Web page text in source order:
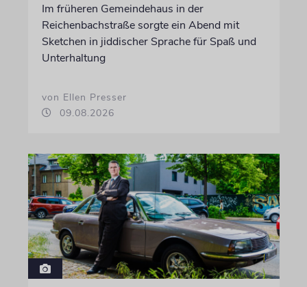
Im früheren Gemeindehaus in der
Reichenbachstraße sorgte ein Abend mit
Sketchen in jiddischer Sprache für Spaß und
Unterhaltung
von Ellen Presser
09.08.2026